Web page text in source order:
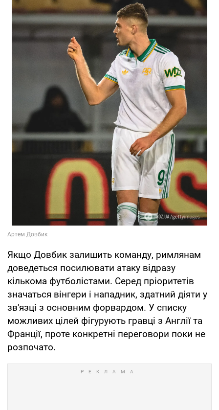
Якщо Довбик залишить команду, римлянам
доведеться посилювати атаку відразу
кількома футболістами. Серед пріоритетів
значаться вінгери і нападник, здатний діяти у
зв'язці з основним форвардом. У списку
можливих цілей фігурують гравці з Англії та
Франції, проте конкретні переговори поки не
розпочато.